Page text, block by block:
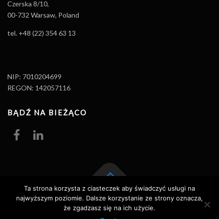
Czerska 8/10,
00-732 Warsaw, Poland
tel. +48 (22) 354 63 13
NIP: 7010204699
REGON: 142057116
BĄDŹ NA BIEŻĄCO
Prawa autorskie © 2026 Promity Edukacja– OnePress motyw wg
FameThemes
Ta strona korzysta z ciasteczek aby świadczyć usługi na
najwyższym poziomie. Dalsze korzystanie ze strony oznacza,
że zgadzasz się na ich użycie.